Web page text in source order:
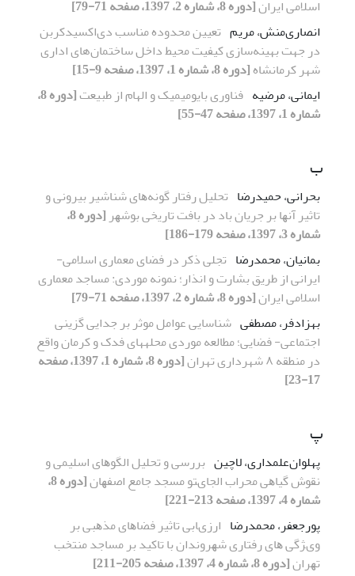
اﺳﻼﻣﯽ ایران[دوره 8، شماره 2، 1397، صفحه 71-79]
انصاری‌منش، مریم تعیین محدوده مناسب دی‌اکسیدکربن
در جهت بهینه‌سازی کیفیت محیط داخل ساختمان‌های اداری
شهر کرمانشاه[دوره 8، شماره 1، 1397، صفحه 9-15]
ایمانی، مرضیه فناوری بایومیمیک و الهام از طبیعت
[دوره 8،
شماره 1، 1397، صفحه 47-55]
ب
بحرانی، حمیدرضا ﺗﺤﻠﯿﻞ رﻓﺘﺎر ﮔﻮﻧﻪﻫﺎی ﺷﻨﺎﺷﯿﺮ ﺑﯿﺮوﻧﯽ و
ﺗﺎﺛﯿﺮ آﻧﻬﺎ ﺑﺮ جریان ﺑﺎد در ﺑﺎﻓﺖ ﺗﺎریخی ﺑﻮﺷﻬﺮ
[دوره 8،
شماره 3، 1397، صفحه 179-186]
بمانیان، محمدرضا ﺗﺠﻠﯽ ذﮐﺮ در ﻓﻀﺎی ﻣﻌﻤﺎری اﺳﻼﻣﯽ-
ایرانی از ﻃﺮیق ﺑﺸﺎرت و اﻧﺬار؛ ﻧﻤﻮﻧﻪ ﻣﻮردی: ﻣﺴﺎﺟﺪ ﻣﻌﻤﺎری
اﺳﻼﻣﯽ ایران[دوره 8، شماره 2، 1397، صفحه 71-79]
بهزادفر، مصطفی شناسایی عوامل موثر بر جدایی گزینی
اجتماعی- فضایی؛ مطالعه موردی محلههای فدک و کرمان واقع
در منطقه ۸ شهرداری تهران
[دوره 8، شماره 1، 1397، صفحه
17-23]
پ
پهلوان‌علمداری، لاچین ﺑﺮرﺳﯽ و ﺗﺤﻠﯿﻞ اﻟﮕﻮﻫﺎی اﺳﻠﯿﻤﯽ و
ﻧﻘﻮش ﮔﯿﺎﻫﯽ ﻣﺤﺮاب اﻟﺠﺎیﺘﻮ ﻣﺴﺠﺪ ﺟﺎﻣﻊ اﺻﻔﻬﺎن
[دوره 8،
شماره 4، 1397، صفحه 213-221]
پورجعفر، محمدرضا ارزیﺎﺑﯽ ﺗﺎﺛﯿﺮ ﻓﻀﺎﻫﺎی ﻣﺬﻫﺒﯽ ﺑﺮ
ویﮋﮔﯽ ﻫﺎی رﻓﺘﺎری ﺷﻬﺮوﻧﺪان ﺑﺎ ﺗﺎﮐﯿﺪ ﺑﺮ ﻣﺴﺎﺟﺪ ﻣﻨﺘﺨﺐ
ﺗﻬﺮان[دوره 8، شماره 4، 1397، صفحه 205-211]